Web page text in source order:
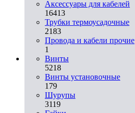
Аксессуары для кабелей
16413
Трубки термоусадочные
2183
Провода и кабели прочие
1
Винты
5218
Винты установочные
179
Шурупы
3119